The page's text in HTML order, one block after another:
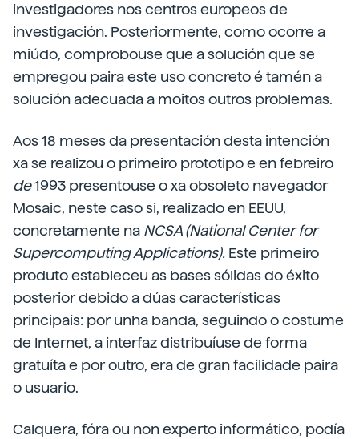
investigadores nos centros europeos de
investigación. Posteriormente, como ocorre a
miúdo, comprobouse que a solución que se
empregou paira este uso concreto é tamén a
solución adecuada a moitos outros problemas.
Aos 18 meses da presentación desta intención
xa se realizou o primeiro prototipo e en febreiro
de1993 presentouse o xa obsoleto navegador
Mosaic, neste caso si, realizado en EEUU,
concretamente na NCSA (National Center for
Supercomputing Applications). Este primeiro
produto estableceu as bases sólidas do éxito
posterior debido a dúas características
principais: por unha banda, seguindo o costume
de Internet, a interfaz distribuíuse de forma
gratuíta e por outro, era de gran facilidade paira
o usuario.
Calquera, fóra ou non experto informático, podía